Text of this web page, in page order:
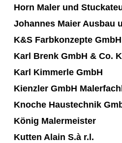
Horn Maler und
Johannes Maier Ausbau
K&S Farbkonzepte
Karl Brenk GmbH & Co.
Karl Kimmerle GmbH
Kienzler GmbH
Knoche Haustechnik
König Malermeister
Kutten Alain S.à r.l.